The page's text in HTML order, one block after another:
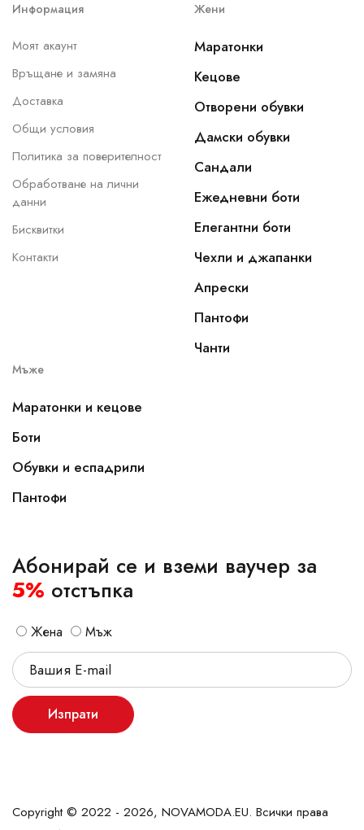
Информация
Моят акаунт
Връщане и замяна
Доставка
Общи условия
Политика за поверителност
Обработване на лични
данни
Бисквитки
Контакти
Жени
Маратонки
Кецове
Отворени обувки
Дамски обувки
Сандали
Ежедневни боти
Елегантни боти
Чехли и джапанки
Апрески
Пантофи
Чанти
Мъже
Маратонки и кецове
Боти
Обувки и еспадрили
Пантофи
Абонирай се и вземи ваучер за
5% отстъпка
Жена Мъж
Изпрати
Copyright © 2022 - 2026, NOVAMODA.EU. Всички права